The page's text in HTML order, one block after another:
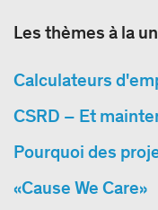
Les thèmes à la
Calculateurs
CSRD – Et
Pourquoi des
«Cause We Care»